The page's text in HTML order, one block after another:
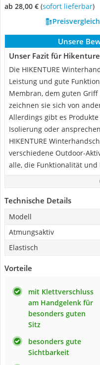
ab 28,00 € ( Sofort lieferbar)
Unsere
Unser Fazit für Hikenture
Die HIKENTURE
Leistung und gute
Membran, dem guten
zeichnen sie sich von
Allerdings gibt es
Isolierung oder
HIKENTURE
verschiedene Outdoor-
alle, die Funktionalität und
Technische Details
Modell
Atmungsaktiv
Elastisch
Vorteile
mit Klettverschluss
am Handgelenk für
besonders guten
Sitz
besonders gute
Sichtbarkeit